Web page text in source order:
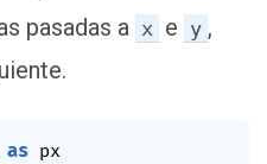
pasadas a x e y ,
as